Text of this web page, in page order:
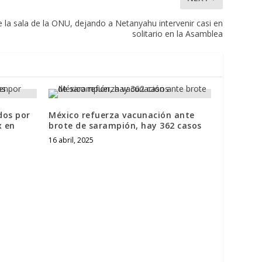
la sala de la ONU, dejando a Netanyahu intervenir casi en
solitario en la Asamblea
por
en
México refuerza vacunación ante
brote de sarampión, hay 362 casos
16 abril, 2025